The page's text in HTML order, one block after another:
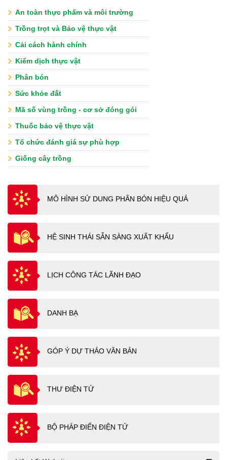
An toàn thực phẩm và môi trường
Trồng trọt và Bảo vệ thực vật
Cải cách hành chính
Kiểm dịch thực vật
Phân bón
Sức khỏe đất
Mã số vùng trồng - cơ sở đóng gói
Thuốc bảo vệ thực vật
Tổ chức đánh giá sự phù hợp
Giống cây trồng
MÔ HÌNH SỬ DUNG PHÂN BÓN HIỆU QUẢ
HỆ SINH THÁI SẴN SÀNG XUẤT KHẨU
LỊCH CÔNG TÁC LÃNH ĐẠO
DANH BẠ
GÓP Ý DỰ THẢO VĂN BẢN
THƯ ĐIỆN TỬ
BỘ PHÁP ĐIỂN ĐIỆN TỬ